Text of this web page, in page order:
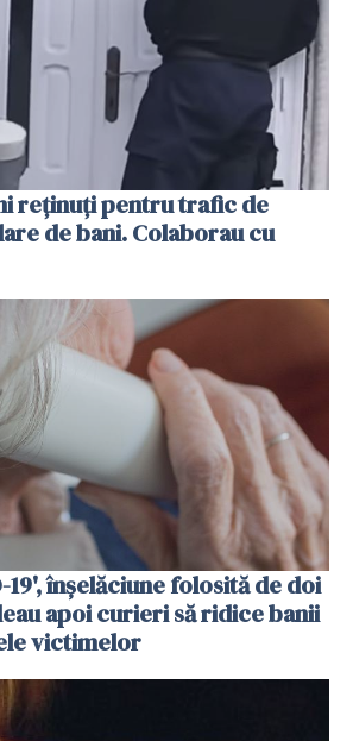
reţinuţi pentru trafic de
de bani. Colaborau cu
19', înşelăciune folosită de doi
apoi curieri să ridice banii
victimelor